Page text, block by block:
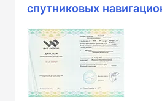
спутниковых